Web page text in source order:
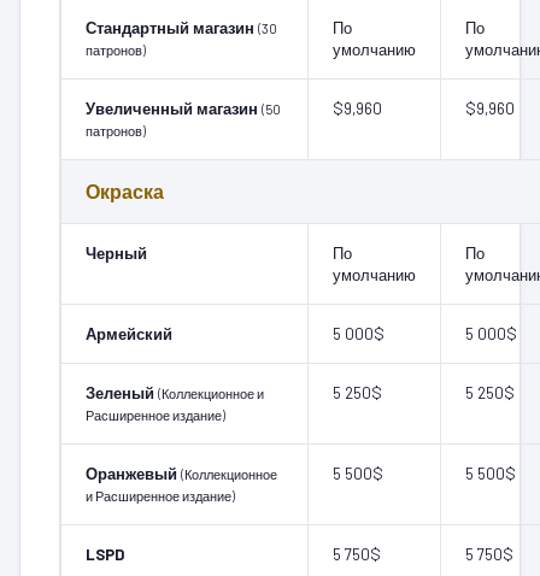
Стандартный магазин (30
патронов)
По
умолчанию
По
Увеличенный магазин (50
патронов)
$9,960 $9,960
Окраска
Черный
По
умолчанию
По
Армейский 5 000$ 5 000$
Зеленый (Коллекционное и
Расширенное издание)
5 250$ 5 250$
Оранжевый (Коллекционное
и Расширенное издание)
5 500$ 5 500$
LSPD 5 750$ 5 750$